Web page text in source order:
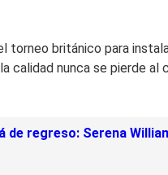
británico para
calidad nunca se pierde
de regreso: Serena